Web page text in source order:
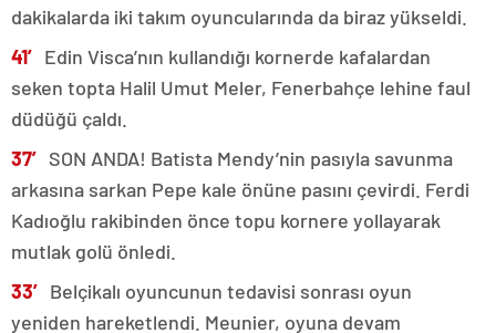
dakikalarda iki takım oyuncularında da biraz yükseldi.
41′ Edin Visca’nın kullandığı kornerde kafalardan
seken topta Halil Umut Meler, Fenerbahçe lehine faul
düdüğü çaldı.
37′ SON ANDA! Batista Mendy’nin pasıyla savunma
arkasına sarkan Pepe kale önüne pasını çevirdi. Ferdi
Kadıoğlu rakibinden önce topu kornere yollayarak
mutlak golü önledi.
33′ Belçikalı oyuncunun tedavisi sonrası oyun
yeniden hareketlendi. Meunier, oyuna devam